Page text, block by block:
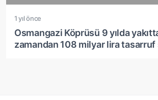
1 yıl önce
Osmangazi Köprüsü 9 yılda
zamandan 108 milyar lira tasarruf